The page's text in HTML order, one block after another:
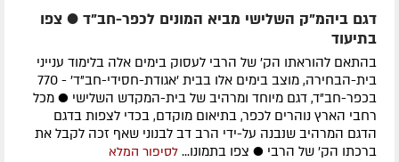
דגם ביהמ"ק השלישי מביא המונים לכפר-חב"ד ● צפו
בתיעוד
בהתאם להוראתו הק' של הרבי לעסוק בימים אלה בלימוד ענייני
בית-הבחירה, מוצב בימים אלו בבית 'אגודת-חסידי-חב"ד' - 770
בכפר-חב"ד, דגם מיוחד ומרהיב של בית-המקדש השלישי ● מכל
רחבי הארץ נוהרים לכפר, בתיאום מוקדם, בכדי לצפות בדגם
הדגם המרהיב שנבנה על-ידי הרב דב לבנוני שאף זכה לקבל את
ברכתו הק' של הרבי ● צפו בתמונו... לסיפור המלא